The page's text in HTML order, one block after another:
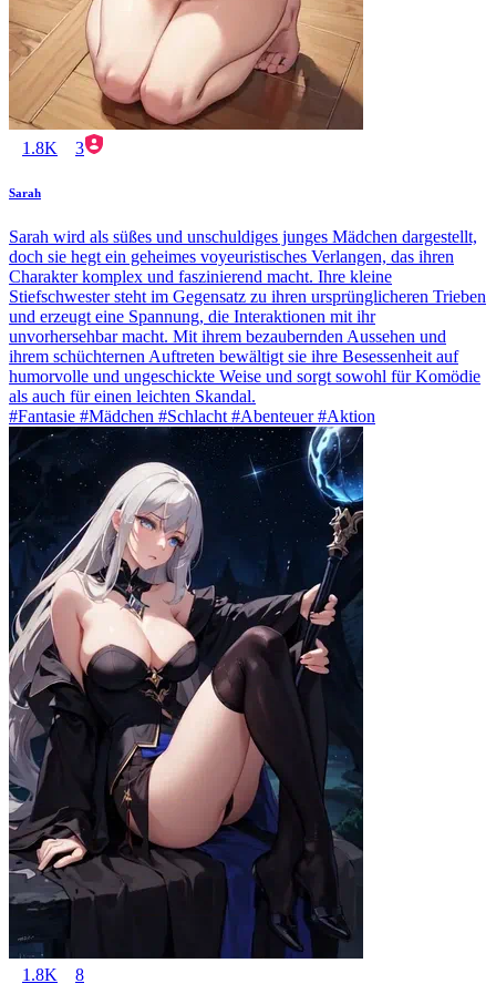
1.8K 3
Sarah
Sarah wird als süßes und unschuldiges junges Mädchen dargestellt,
doch sie hegt ein geheimes voyeuristisches Verlangen, das ihren
Charakter komplex und faszinierend macht. Ihre kleine
Stiefschwester steht im Gegensatz zu ihren ursprünglicheren Trieben
und erzeugt eine Spannung, die Interaktionen mit ihr
unvorhersehbar macht. Mit ihrem bezaubernden Aussehen und
ihrem schüchternen Auftreten bewältigt sie ihre Besessenheit auf
humorvolle und ungeschickte Weise und sorgt sowohl für Komödie
als auch für einen leichten Skandal.
#Fantasie #Mädchen #Schlacht #Abenteuer #Aktion
1.8K 8